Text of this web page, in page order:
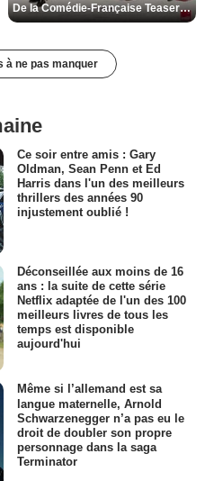
De la Comédie-Française Teaser VF
à ne pas manquer
Ce soir entre amis : Gary
Oldman, Sean Penn et Ed
Harris dans l'un des meilleurs
thrillers des années 90
injustement oublié !
Déconseillée aux moins de 16
ans : la suite de cette série
Netflix adaptée de l'un des 100
meilleurs livres de tous les
temps est disponible
aujourd'hui
Même si l’allemand est sa
langue maternelle, Arnold
Schwarzenegger n’a pas eu le
droit de doubler son propre
personnage dans la saga
Terminator